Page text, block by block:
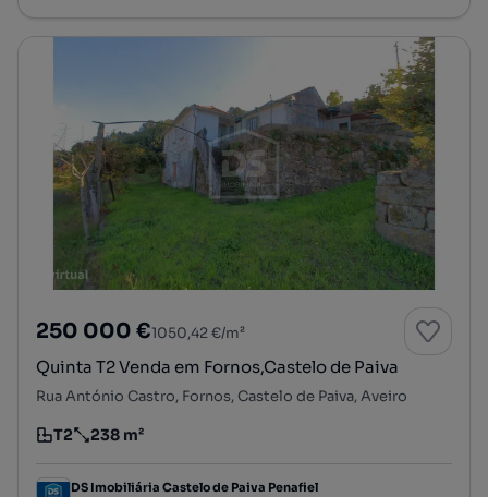
250 000 €1050,42 €/m²
Quinta T2 Venda em Fornos,Castelo de Paiva
Rua António Castro, Fornos, Castelo de Paiva, Aveiro
Tipologia
T2
Preço por metro quadrado
238 m²
DS Imobiliária Castelo de Paiva Penafiel